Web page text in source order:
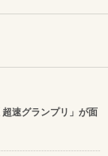
速グランプリ」が面